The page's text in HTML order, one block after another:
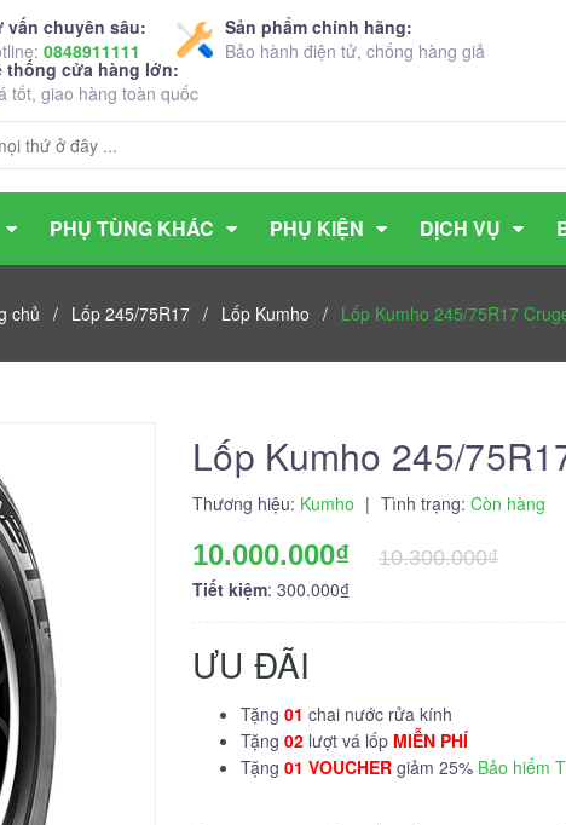
vấn chuyên sâu:
0848911111
Sản phẩm chính hãng:
Bảo hành điện tử, chống hàng giả
thống cửa hàng lớn:
tốt, giao hàng toàn quốc
PHỤ TÙNG KHÁC PHỤ KIỆN DỊCH VỤ
chủ / Lốp 245/75R17 / Lốp Kumho / Lốp Kumho 245/75R17
Lốp Kumho 245/
Thương hiệu: Kumho | Tình trạng: Còn hàng
10.000.000₫
10.300.000₫
Tiết kiệm: 300.000₫
ƯU ĐÃI
Tặng 01 chai nước rửa kính
Tặng 02 lượt vá lốp MIỄN PHÍ
Tặng 01 VOUCHER giảm 25% Bảo hiểm